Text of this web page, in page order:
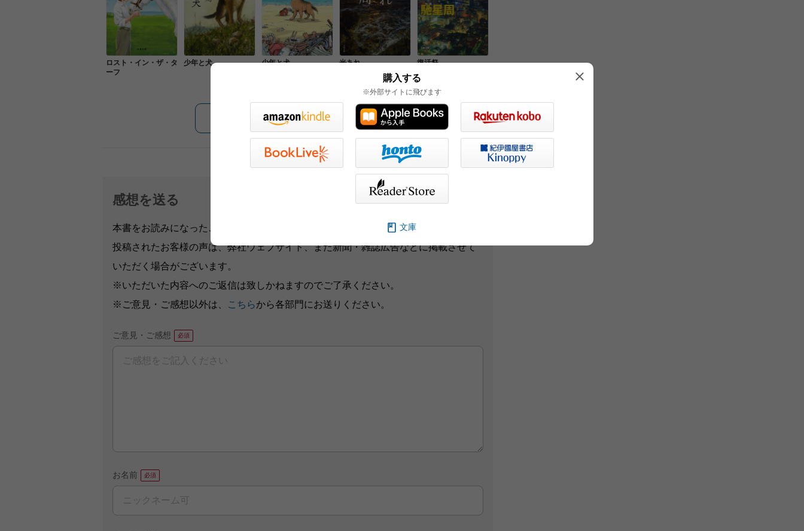
ロスト・イン・ザ・タ
ーフ
少年と犬 少年と犬 光あれ 復活祭
一覧を見る
感想を送る
本書をお読みになったご意見・ご感想をお寄せください。
投稿されたお客様の声は、弊社ウェブサイト、また新聞・雑誌広告などに掲載させて
いただく場合がございます。
※いただいた内容へのご返信は致しかねますのでご了承ください。
※ご意見・ご感想以外は、
こちらから各部門にお送りください。
ご意見・ご感想
お名前
購入する
※外部サイトに飛びます
文庫